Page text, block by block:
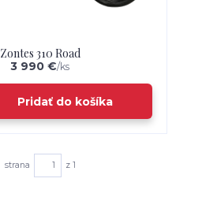
Zontes 310 Road
3 990 €/ks
Pridať do košíka
strana z 1